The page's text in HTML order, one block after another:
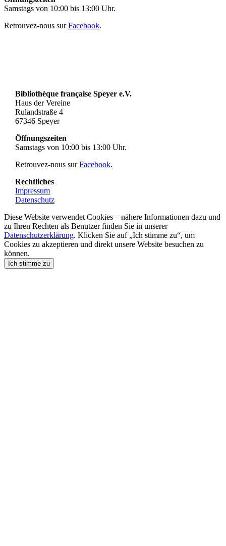
Samstags von 10:00 bis 13:00 Uhr.
Retrouvez-nous surFacebook.
Bibliothèque française Speyer e.V.
Haus der Vereine
Rulandstraße 4
67346 Speyer
Öffnungszeiten
Samstags von 10:00 bis 13:00 Uhr.
Retrouvez-nous surFacebook.
Rechtliches
Impressum
Datenschutz
Diese Website verwendet Cookies – nähere Informationen dazu und
zu Ihren Rechten als Benutzer finden Sie in unserer
Datenschutzerklärung. Klicken Sie auf „Ich stimme zu“, um
Cookies zu akzeptieren und direkt unsere Website besuchen zu
können.
Ich stimme zu